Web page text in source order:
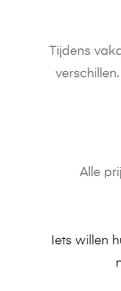
Tijdens
Alle
Iets willen